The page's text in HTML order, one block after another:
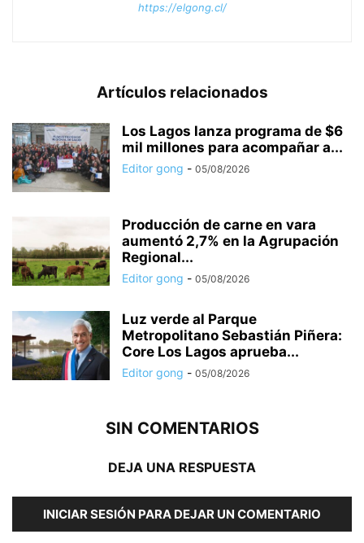
https://elgong.cl/
Artículos relacionados
Los Lagos lanza programa de $6
mil millones para acompañar a...
Editor gong - 05/08/2026
Producción de carne en vara
aumentó 2,7% en la Agrupación
Regional...
Editor gong - 05/08/2026
Luz verde al Parque
Metropolitano Sebastián Piñera:
Core Los Lagos aprueba...
Editor gong - 05/08/2026
SIN COMENTARIOS
DEJA UNA RESPUESTA
INICIAR SESIÓN PARA DEJAR UN COMENTARIO